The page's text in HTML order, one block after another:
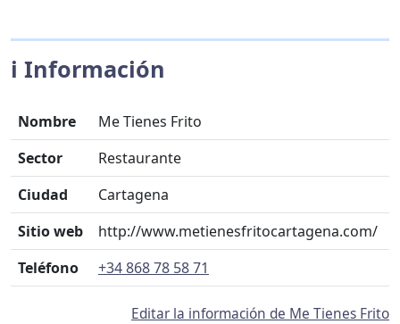
ℹ️ Información
Nombre
Me Tienes Frito
Sector
Restaurante
Ciudad
Cartagena
Sitio web
http://www.metienesfritocartagena.com/
Teléfono
+34 868 78 58 71
Editar la información de Me Tienes Frito